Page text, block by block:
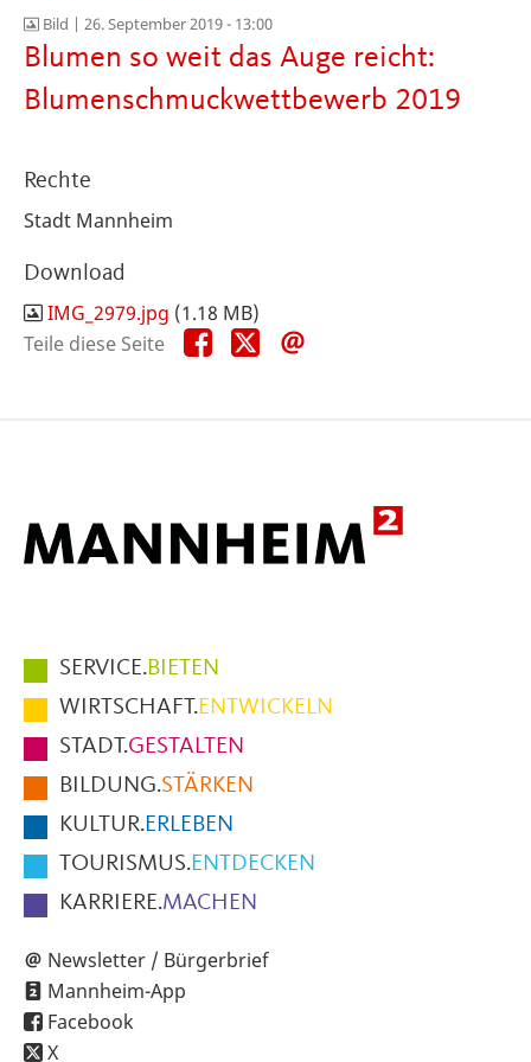
Bild | 26. September 2019 - 13:00
Blumen so weit das Auge reicht:
Blumenschmuckwettbewerb 2019
Rechte
Stadt Mannheim
Download
IMG_2979.jpg (1.18 MB)
Teile diese Seite
Teile
diese
Teile
diese
Hauptmenüpunkte
im
Fußbereich
der
Seite
SERVICE.BIETEN
WIRTSCHAFT.ENTWICKELN
STADT.GESTALTEN
BILDUNG.STÄRKEN
KULTUR.ERLEBEN
TOURISMUS.ENTDECKEN
KARRIERE.MACHEN
Newsletter / Bürgerbrief
Mannheim-App
Facebook
X